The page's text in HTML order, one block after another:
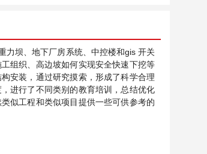
力坝、地下厂房系统、中控楼和gis 开关
组织、高边坡如何实现安全快速下挖等
安装，通过研究摸索，形成了科学合理
进行了不同类别的教育培训，总结优化
似工程和类似项目提供一些可供参考的